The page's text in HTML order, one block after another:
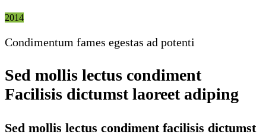
2014
Condimentum fames egestas ad potenti
Sed mollis lectus condiment
Facilisis dictumst laoreet adiping
Sed mollis lectus condiment facilisis dictumst